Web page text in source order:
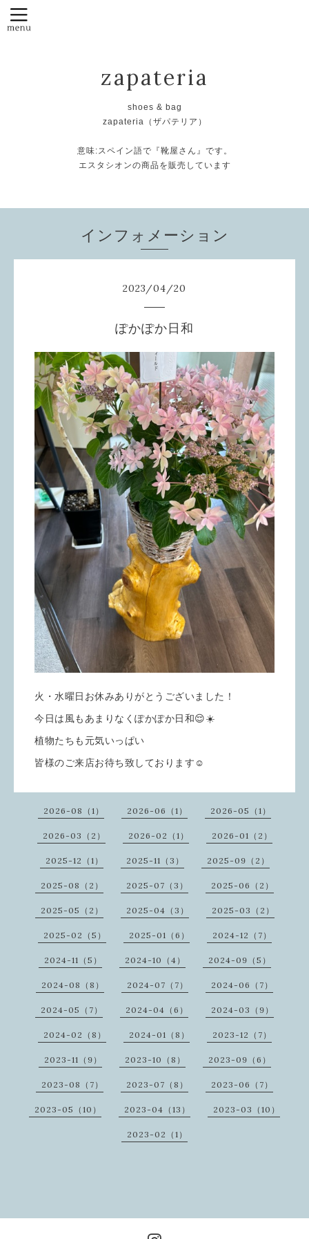
zapateria
shoes & bag
zapateria（ザパテリア）
意味:スペイン語で『靴屋さん』です。
エスタシオンの商品を販売しています
インフォメーション
2023/04/20
ぽかぽか日和
火・水曜日お休みありがとうございました！
今日は風もあまりなくぽかぽか日和😌☀️
植物たちも元気いっぱい
皆様のご来店お待ち致しております☺️
2026-08（1） 2026-06（1） 2026-05（1）
2026-03（2） 2026-02（1） 2026-01（2）
2025-12（1） 2025-11（3） 2025-09（2）
2025-08（2） 2025-07（3） 2025-06（2）
2025-05（2） 2025-04（3） 2025-03（2）
2025-02（5） 2025-01（6） 2024-12（7）
2024-11（5） 2024-10（4） 2024-09（5）
2024-08（8） 2024-07（7） 2024-06（7）
2024-05（7） 2024-04（6） 2024-03（9）
2024-02（8） 2024-01（8） 2023-12（7）
2023-11（9） 2023-10（8） 2023-09（6）
2023-08（7） 2023-07（8） 2023-06（7）
2023-05（10） 2023-04（13） 2023-03（10）
2023-02（1）